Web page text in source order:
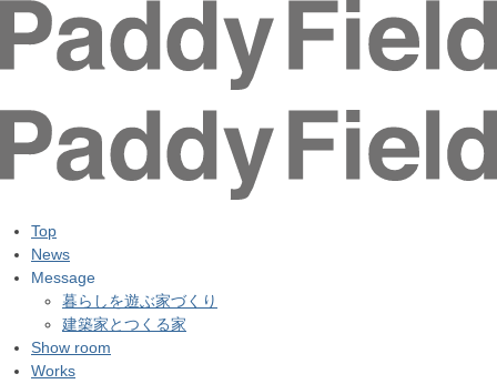
Top
News
Message
暮らしを遊ぶ家づくり
建築家とつくる家
Show room
Works